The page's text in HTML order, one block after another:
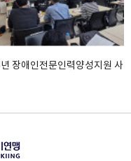
장애인전문인력양성지원 사